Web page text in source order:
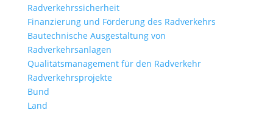
Radverkehrssicherheit
Finanzierung und Förderung des Radverkehrs
Bautechnische Ausgestaltung von
Radverkehrsanlagen
Qualitätsmanagement für den Radverkehr
Radverkehrsprojekte
Bund
Land